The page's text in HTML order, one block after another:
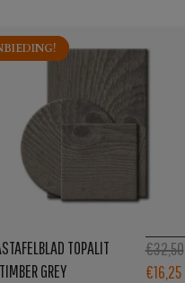
TOPALIT
GREY
€32,50
€16,25